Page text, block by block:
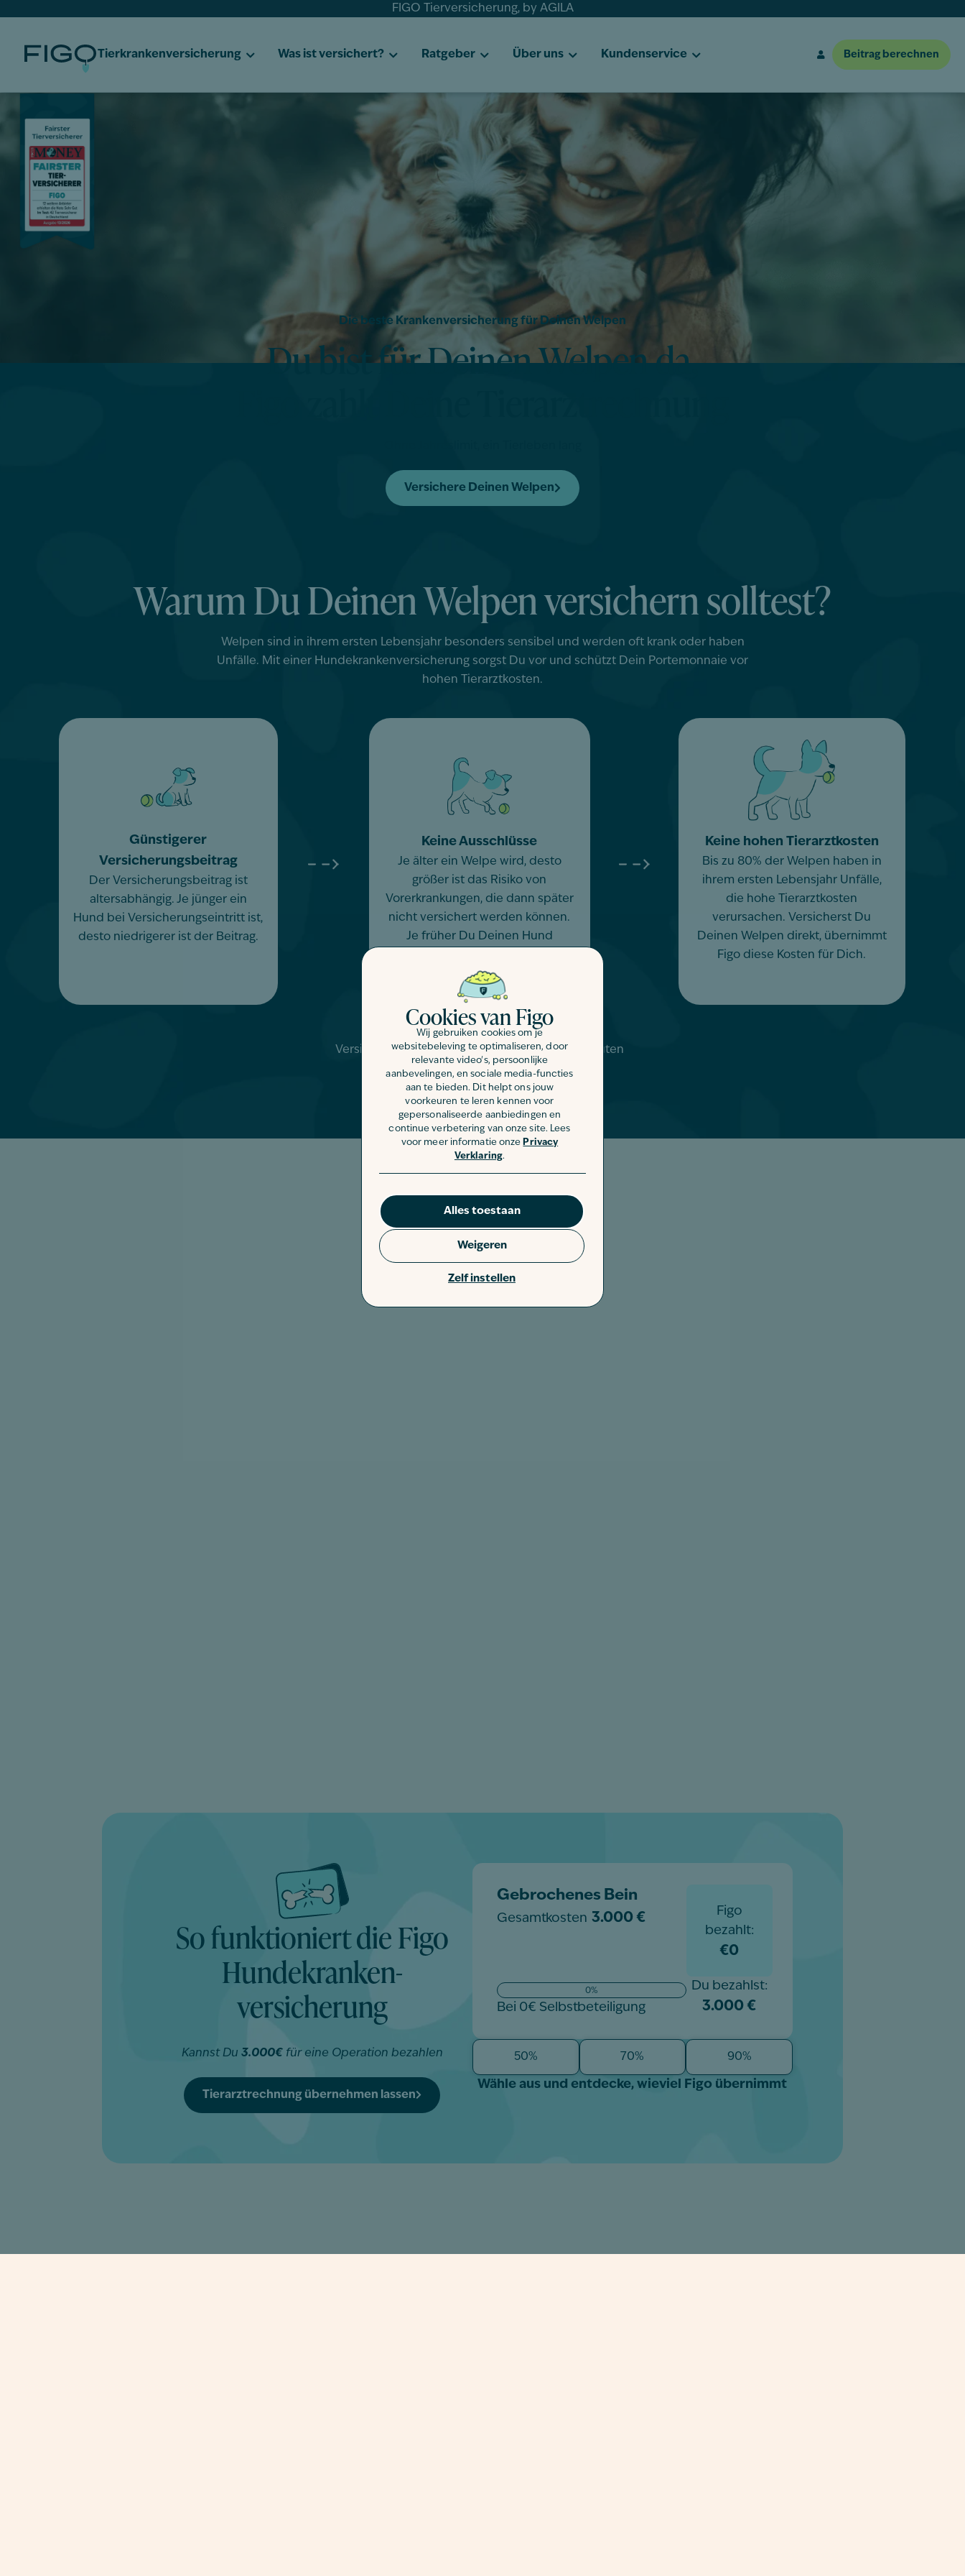
Cookies van Figo
Wij gebruiken cookies om je
websitebeleving te optimaliseren, door
relevante video's, persoonlijke
aanbevelingen, en sociale media-functies
aan te bieden. Dit helpt ons jouw
voorkeuren te leren kennen voor
gepersonaliseerde aanbiedingen en
continue verbetering van onze site. Lees
voor meer informatie onze Privacy
Verklaring.
Alles toestaan
Zelf instellen
Weigeren
FIGO Tierversicherung, by AGILA
Tierkrankenversicherung Was ist versichert? Ratgeber Über uns Kundenservice Beitrag berechnen
Die beste Krankenversicherung für Deinen Welpen
Du bist für Deinen Welpen da,
Versichere Deinen Welpen
Warum Du Deinen Welpen versichern solltest?
Welpen sind in ihrem ersten Lebensjahr besonders sensibel und werden oft krank oder haben
Unfälle. Mit einer Hundekrankenversicherung sorgst Du vor und schützt Dein Portemonnaie vor
hohen Tierarztkosten.
Günstigerer
Versicherungsbeitrag
Der Versicherungsbeitrag ist
altersabhängig. Je jünger ein
Hund bei Versicherungseintritt ist,
desto niedrigerer ist der Beitrag.
Keine Ausschlüsse
Je älter ein Welpe wird, desto
größer ist das Risiko von
Vorerkrankungen, die dann später
nicht versichert werden können.
Je früher Du Deinen Hund
der Schutz.
Keine hohen Tierarztkosten
Bis zu 80% der Welpen haben in
ihrem ersten Lebensjahr Unfälle,
die hohe Tierarztkosten
verursachen. Versicherst Du
Deinen Welpen direkt, übernimmt
Figo diese Kosten für Dich.
Versichere Deinen Welpen innerhalb von 2 Minuten
Beitrag berechnen
So funktioniert die Figo
Hundekranken­
versicherung
Kannst Du 3.000€ für eine Operation bezahlen
Tierarztrechnung übernehmen lassen
Gebrochenes Bein
Gesamtkosten 3.000 €
0%
Bei 0€ Selbstbeteiligung
Figo
bezahlt:
€0
Du bezahlst:
3.000 €
50% 70% 90%
Wähle aus und entdecke, wieviel Figo übernimmt